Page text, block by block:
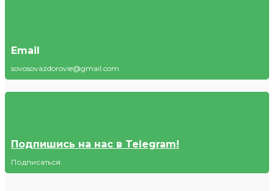
Email
sovosovazdorovie@gmail.com
Подпишись на нас в Telegram!
Подписаться